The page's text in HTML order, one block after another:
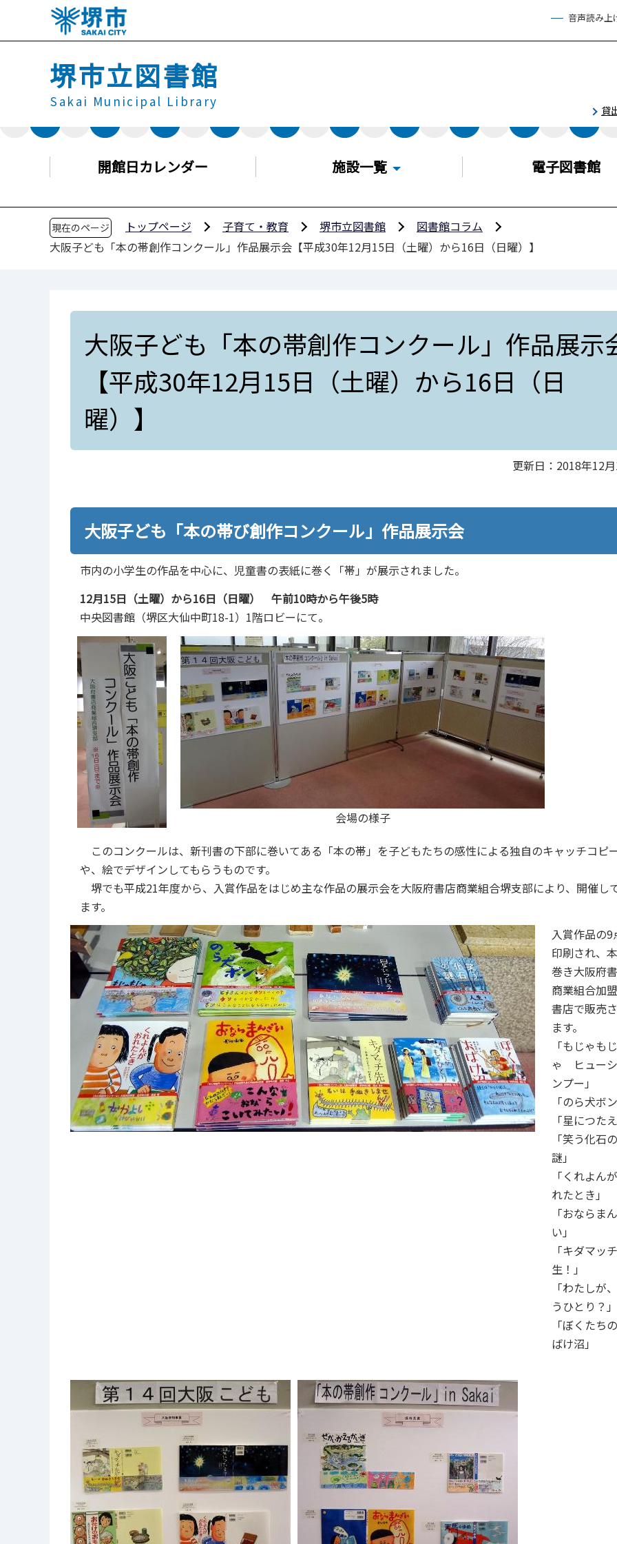
ペ
音声読み上
堺市立図書館
Sakai Municipal Library
貸
開館日カレンダー 施設一覧 電子図書館
現在のページ トップページ 子育て・教育 堺市立図書館
図書館コラム
大阪子ども「本の帯創作コンクール」作品展示会【平成30年12月15日（土曜）から16日（日曜）】
大阪子ども「本の帯創作コンクール」作品展示
【平成30年12月15日（土曜）から16日（日
曜）】
更新日：2018年12
大阪子ども「本の帯び創作コンクール」作品展示会
市内の小学生の作品を中心に、児童書の表紙に巻く「帯」が展示されました。
12月15日（土曜）から16日（日曜） 午前10時から午後5時
中央図書館（堺区大仙中町18-1）1階ロビーにて。
会場の様子
このコンクールは、新刊書の下部に巻いてある「本の帯」を子どもたちの感性による独自のキャッチコピ
や、絵でデザインしてもらうものです。
堺でも平成21年度から、入賞作品をはじめ主な作品の展示会を大阪府書店商業組合堺支部により、開催し
ます。
入賞作品の9
印刷され、
巻き大阪府
商業組合加
書店で販売
ます。
「もじゃもじ
ゃ ヒュー
ンプー」
「のら犬ボ
「星につた
「笑う化石の
謎」
「くれよん
れたとき」
「おならま
い」
「キダマッ
生！」
「わたしが
うひとり？」
「ぼくたち
ばけ沼」